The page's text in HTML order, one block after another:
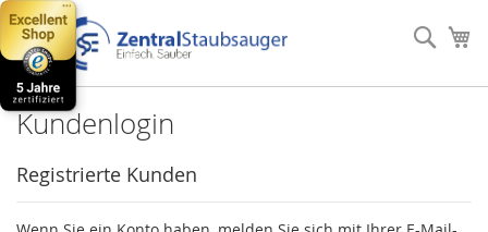
Direkt
zum
Inhalt
Kundenlogin
Registrierte Kunden